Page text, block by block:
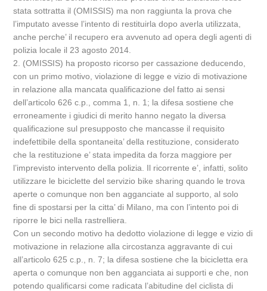
stata sottratta il (OMISSIS) ma non raggiunta la prova che
l’imputato avesse l’intento di restituirla dopo averla utilizzata,
anche perche’ il recupero era avvenuto ad opera degli agenti di
polizia locale il 23 agosto 2014.
2. (OMISSIS) ha proposto ricorso per cassazione deducendo,
con un primo motivo, violazione di legge e vizio di motivazione
in relazione alla mancata qualificazione del fatto ai sensi
dell’articolo 626 c.p., comma 1, n. 1; la difesa sostiene che
erroneamente i giudici di merito hanno negato la diversa
qualificazione sul presupposto che mancasse il requisito
indefettibile della spontaneita’ della restituzione, considerato
che la restituzione e’ stata impedita da forza maggiore per
l’imprevisto intervento della polizia. Il ricorrente e’, infatti, solito
utilizzare le biciclette del servizio bike sharing quando le trova
aperte o comunque non ben agganciate al supporto, al solo
fine di spostarsi per la citta’ di Milano, ma con l’intento poi di
riporre le bici nella rastrelliera.
Con un secondo motivo ha dedotto violazione di legge e vizio di
motivazione in relazione alla circostanza aggravante di cui
all’articolo 625 c.p., n. 7; la difesa sostiene che la bicicletta era
aperta o comunque non ben agganciata ai supporti e che, non
potendo qualificarsi come radicata l’abitudine del ciclista di